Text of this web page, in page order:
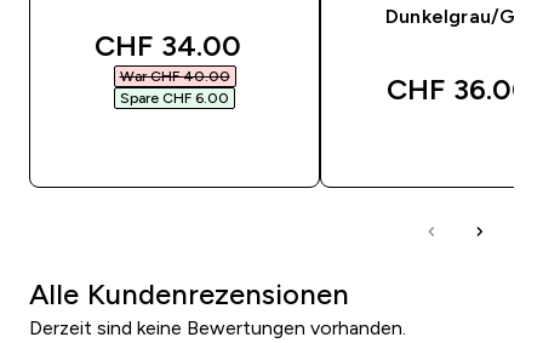
discounted price
CHF 34.00‎
War CHF 40.00‎
Spare CHF 6.00‎
Dunkelgrau/
CHF 36.00‎
Alle Kundenrezensionen
Derzeit sind keine Bewertungen vorhanden.